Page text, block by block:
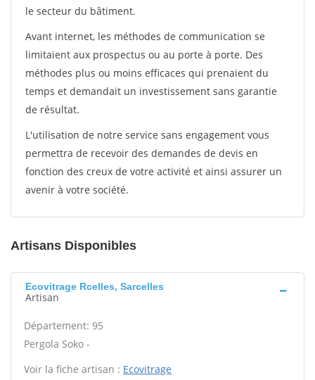
le secteur du bâtiment.
Avant internet, les méthodes de communication se
limitaient aux prospectus ou au porte à porte. Des
méthodes plus ou moins efficaces qui prenaient du
temps et demandait un investissement sans garantie
de résultat.
L'utilisation de notre service sans engagement vous
permettra de recevoir des demandes de devis en
fonction des creux de votre activité et ainsi assurer un
avenir à votre société.
Artisans Disponibles
Ecovitrage Rcelles, Sarcelles
Artisan
Département: 95
Pergola Soko -
Voir la fiche artisan : Ecovitrage